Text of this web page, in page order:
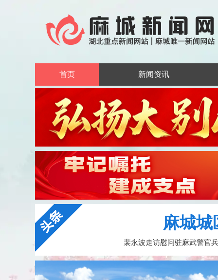
首页 新闻资讯
麻城
裴永波走访慰问驻麻武警官兵